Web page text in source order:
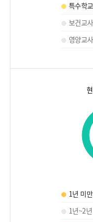
특수학
보건교사
영양교사
1년 미만
1년~2